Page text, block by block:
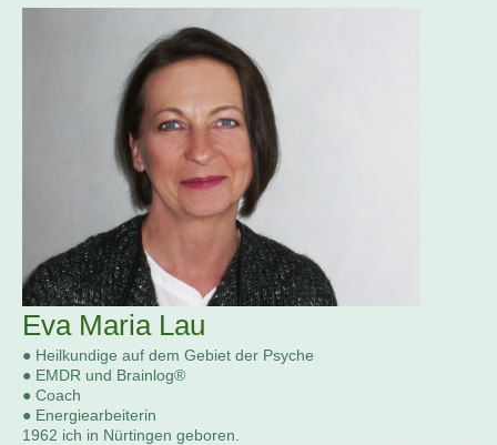
Eva Maria Lau
● Heilkundige auf dem Gebiet der Psyche
● EMDR und Brainlog®
● Coach
● Energiearbeiterin
1962 ich in Nürtingen geboren.